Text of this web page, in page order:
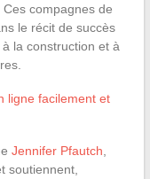
compagnes de
le récit de succès
la construction et à
ligne facilement et
Jennifer Pfautch
soutiennent,